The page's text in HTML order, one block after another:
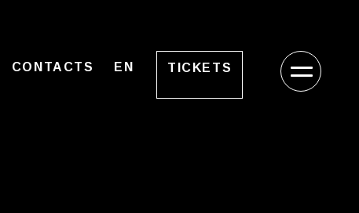
CONTACTS EN TICKETS